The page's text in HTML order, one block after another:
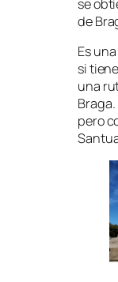
se
de
Es
si
una
pero